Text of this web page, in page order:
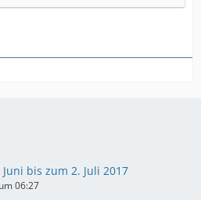
bis zum 2. Juli 2017
06:27